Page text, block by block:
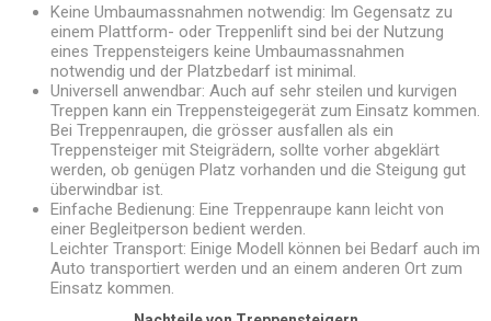
Keine Umbaumassnahmen notwendig: Im Gegensatz zu
einem Plattform- oder Treppenlift sind bei der Nutzung
eines Treppensteigers keine Umbaumassnahmen
notwendig und der Platzbedarf ist minimal.
Universell anwendbar: Auch auf sehr steilen und kurvigen
Treppen kann ein Treppensteigegerät zum Einsatz kommen.
Bei Treppenraupen, die grösser ausfallen als ein
Treppensteiger mit Steigrädern, sollte vorher abgeklärt
werden, ob genügen Platz vorhanden und die Steigung gut
überwindbar ist.
Einfache Bedienung: Eine Treppenraupe kann leicht von
einer Begleitperson bedient werden.
Leichter Transport: Einige Modell können bei Bedarf auch im
Auto transportiert werden und an einem anderen Ort zum
Einsatz kommen.